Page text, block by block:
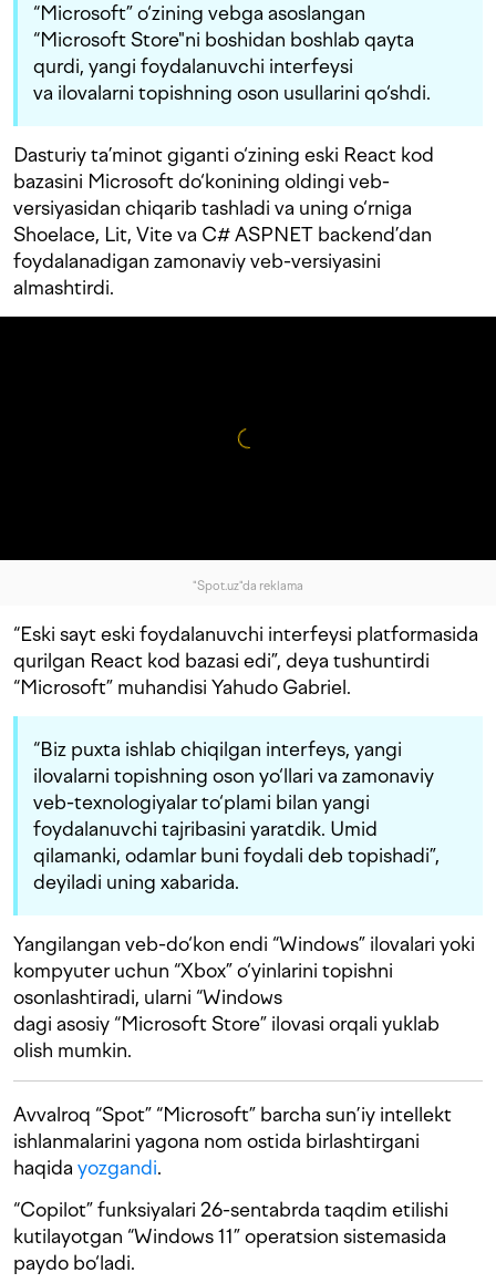
“Microsoft” o‘zining vebga asoslangan
“Microsoft Store"ni boshidan boshlab qayta
qurdi, yangi foydalanuvchi interfeysi
va ilovalarni topishning oson usullarini qo‘shdi.
Dasturiy ta’minot giganti o‘zining eski React kod
bazasini Microsoft do‘konining oldingi veb-
versiyasidan chiqarib tashladi va uning o‘rniga
Shoelace, Lit, Vite va C# ASPNET backend’dan
foydalanadigan zamonaviy veb-versiyasini
almashtirdi.
"Spot.uz"da reklama
“Eski sayt eski foydalanuvchi interfeysi platformasida
qurilgan React kod bazasi edi”, deya tushuntirdi
“Microsoft” muhandisi Yahudo Gabriel.
“Biz puxta ishlab chiqilgan interfeys, yangi
ilovalarni topishning oson yo‘llari va zamonaviy
veb-texnologiyalar to‘plami bilan yangi
foydalanuvchi tajribasini yaratdik. Umid
qilamanki, odamlar buni foydali deb topishadi”,
deyiladi uning xabarida.
Yangilangan veb-do‘kon endi “Windows” ilovalari yoki
kompyuter uchun “Xbox” o‘yinlarini topishni
osonlashtiradi, ularni “Windows
dagi asosiy “Microsoft Store” ilovasi orqali yuklab
olish mumkin.
Avvalroq “Spot” “Microsoft” barcha sun’iy intellekt
ishlanmalarini yagona nom ostida birlashtirgani
haqida yozgandi.
“Copilot” funksiyalari 26-sentabrda taqdim etilishi
kutilayotgan “Windows 11” operatsion sistemasida
paydo bo‘ladi.